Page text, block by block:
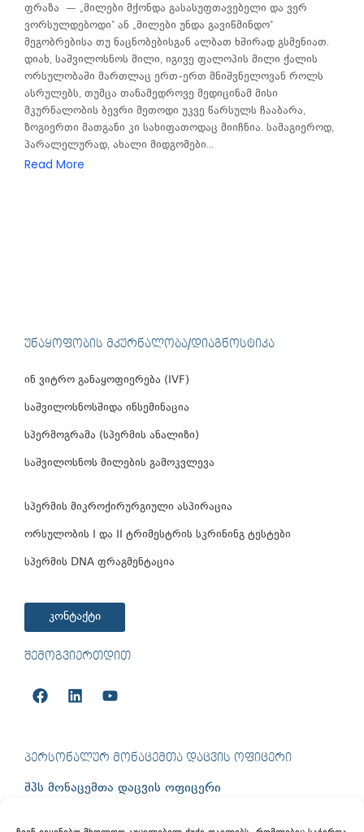
ფრაზა — „მილები მქონდა გასასუფთავებელი და ვერ
ვორსულდებოდი“ ან „მილები უნდა გავიწმინდო“
მეგობრებისა თუ ნაცნობებისგან ალბათ ხშირად გსმენიათ.
დიახ, საშვილოსნოს მილი, იგივე ფალოპის მილი ქალის
ორსულობაში მართლაც ერთ-ერთ მნიშვნელოვან როლს
ასრულებს, თუმცა თანამედროვე მედიცინამ მისი
მკურნალობის ბევრი მეთოდი უკვე წარსულს ჩააბარა,
ზოგიერთი მათგანი კი სახიფათოდაც მიიჩნია. სამაგიეროდ,
პარალელურად, ახალი მიდგომები...
Read More
ᲣᲜᲐᲧᲝᲤᲝᲑᲘᲡ ᲛᲙᲣᲠᲜᲐᲚᲝᲑᲐ/ᲓᲘᲐᲒᲜᲝᲡᲢᲘᲙᲐ
ინ ვიტრო განაყოფიერება (IVF)
საშვილოსნოსშიდა ინსემინაცია
სპერმოგრამა (სპერმის ანალიზი)
საშვილოსნოს მილების გამოკვლევა
სპერმის მიკროქირურგიული ასპირაცია
ორსულობის I და II ტრიმესტრის სკრინინგ ტესტები
სპერმის DNA ფრაგმენტაცია
კონტაქტი
ᲨᲔᲛᲝᲒᲕᲘᲔᲠᲗᲓᲘᲗ
ᲞᲔᲠᲡᲝᲜᲐᲚᲣᲠ ᲛᲝᲜᲐᲪᲔᲛᲗᲐ ᲓᲐᲪᲕᲘᲡ ᲝᲤᲘᲪᲔᲠᲘ
შპს მონაცემთა დაცვის ოფიცერი